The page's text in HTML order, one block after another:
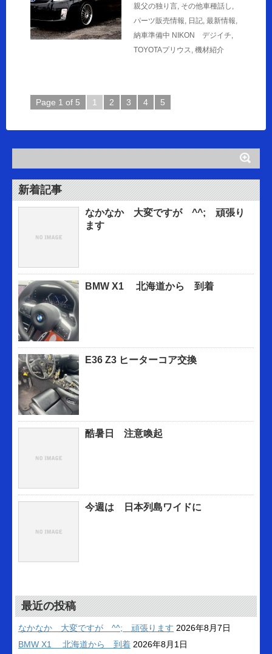
親父の独り言, その他車種話し ,
パーツ販売情報, 日記, 最新情報,
納車準備中 NIKON デジイチ,
TOYOTAプリウス, 機材紹介
Page 1 of 5 1 2 3 4 5
新着記事
なかなか 大変ですが ^^; 頑張り
ます
BMW X1 北海道から 到着
E36 Z3 ヒーターコア交換
酷暑日 注意喚起
今週は 日本列島ワイドに
最近の投稿
なかなか 大変ですが ^^; 頑張ります 2026年8月7日
BMW X1 北海道から 到着 2026年8月1日